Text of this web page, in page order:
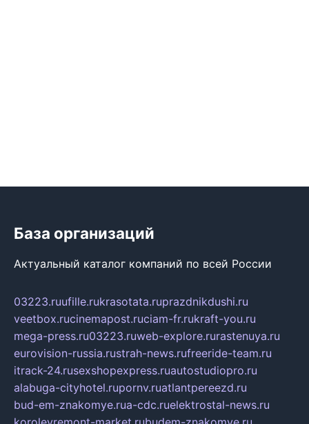
База организаций
Актуальный каталог компаний по всей России
03223.ruufille.rukrasotata.ruprazdnikdushi.ru
veetbox.rucinemapost.ruciam-fr.rukraft-you.ru
mega-press.ru03223.ruweb-explore.rurastenuya.ru
eurovision-russia.rustrah-news.rufreeride-team.ru
itrack-24.rusexshopexpress.ruautostudiopro.ru
alabuga-cityhotel.rupornv.ruatlantpereezd.ru
bud-em-znakomye.rua-cdc.ruelektrostal-news.ru